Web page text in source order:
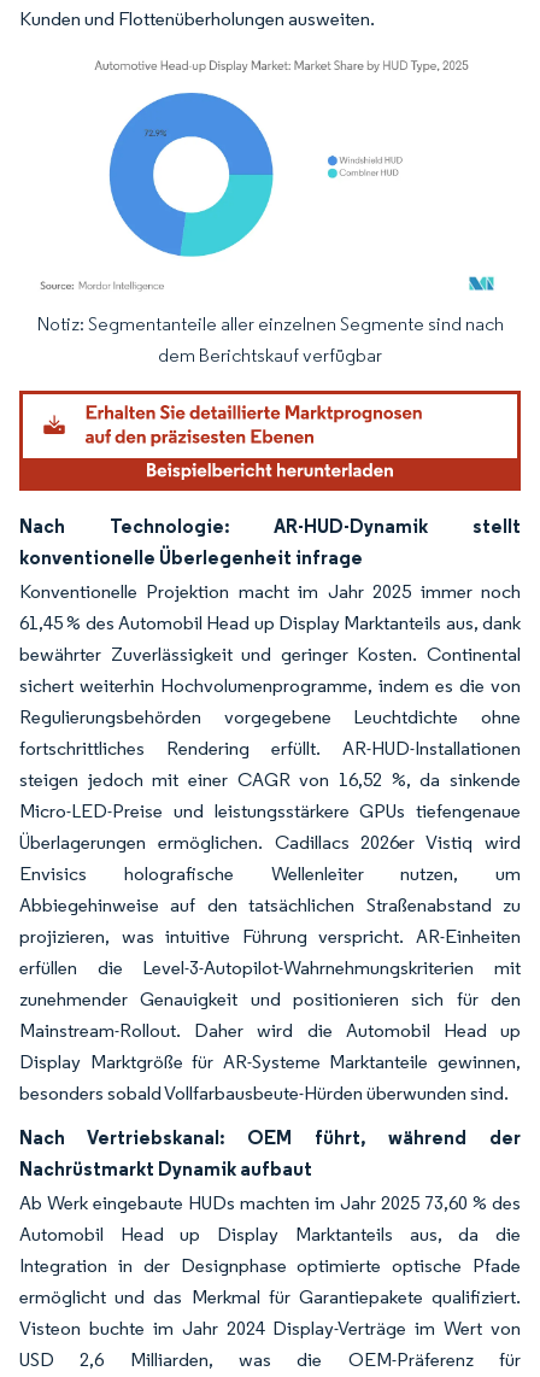
Kunden und Flottenüberholungen ausweiten.
Bild © Mordor Intelligence. Wiederverwendung erfordert Namensnennung
Notiz: Segmentanteile aller einzelnen Segmente sind nach
dem Berichtskauf verfügbar
Nach Technologie: AR-HUD-Dynamik stellt
konventionelle Überlegenheit infrage
Konventionelle Projektion macht im Jahr 2025 immer noch
61,45 % des Automobil Head up Display Marktanteils aus, dank
bewährter Zuverlässigkeit und geringer Kosten. Continental
sichert weiterhin Hochvolumenprogramme, indem es die von
Regulierungsbehörden vorgegebene Leuchtdichte ohne
fortschrittliches Rendering erfüllt. AR-HUD-Installationen
steigen jedoch mit einer CAGR von 16,52 %, da sinkende
Micro-LED-Preise und leistungsstärkere GPUs tiefengenaue
Überlagerungen ermöglichen. Cadillacs 2026er Vistiq wird
Envisics holografische Wellenleiter nutzen, um
Abbiegehinweise auf den tatsächlichen Straßenabstand zu
projizieren, was intuitive Führung verspricht. AR-Einheiten
erfüllen die Level-3-Autopilot-Wahrnehmungskriterien mit
zunehmender Genauigkeit und positionieren sich für den
Mainstream-Rollout. Daher wird die Automobil Head up
Display Marktgröße für AR-Systeme Marktanteile gewinnen,
besonders sobald Vollfarbausbeute-Hürden überwunden sind.
Nach Vertriebskanal: OEM führt, während der
Nachrüstmarkt Dynamik aufbaut
Ab Werk eingebaute HUDs machten im Jahr 2025 73,60 % des
Automobil Head up Display Marktanteils aus, da die
Integration in der Designphase optimierte optische Pfade
ermöglicht und das Merkmal für Garantiepakete qualifiziert.
Visteon buchte im Jahr 2024 Display-Verträge im Wert von
USD 2,6 Milliarden, was die OEM-Präferenz für